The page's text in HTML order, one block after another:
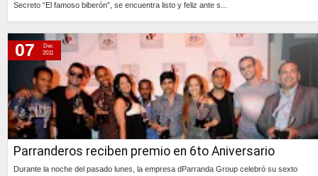
Secreto “El famoso biberón”, se encuentra listo y feliz ante s...
Parranderos reciben premio en 6to Aniversario
Durante la noche del pasado lunes, la empresa dParranda Group celebró su sexto
07
Dec
2011